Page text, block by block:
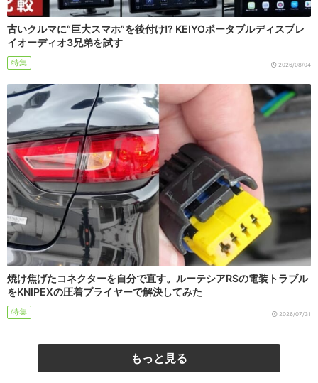
古いクルマに“巨大スマホ”を後付け!? KEIYOポータブルディスプレ
イオーディオ3兄弟を試す
特集 2026/08/04
焼け焦げたコネクターを自分で直す。ルーテシアRSの電装トラブル
をKNIPEXの圧着プライヤーで解決してみた
特集 2026/07/31
もっと見る